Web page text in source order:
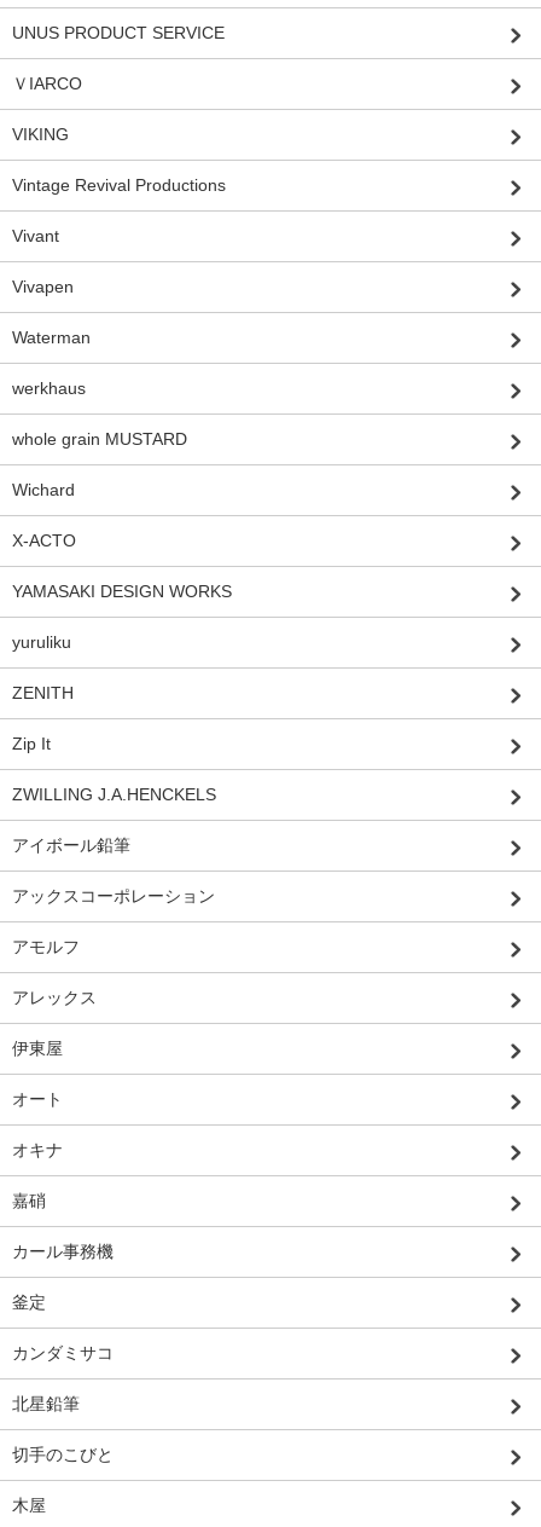
UNUS PRODUCT SERVICE
ＶIARCO
VIKING
Vintage Revival Productions
Vivant
Vivapen
Waterman
werkhaus
whole grain MUSTARD
Wichard
X-ACTO
YAMASAKI DESIGN WORKS
yuruliku
ZENITH
Zip It
ZWILLING J.A.HENCKELS
アイボール鉛筆
アックスコーポレーション
アモルフ
アレックス
伊東屋
オート
オキナ
嘉硝
カール事務機
釜定
カンダミサコ
北星鉛筆
切手のこびと
木屋